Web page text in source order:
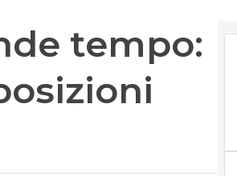
tempo: